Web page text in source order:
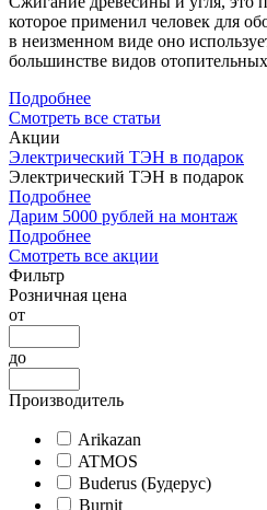
которое применил человек для
в неизменном виде оно
большинстве видов
Подробнее
Смотреть все статьи
Акции
Электрический ТЭН в подарок
Электрический ТЭН в подарок
Подробнее
Дарим 5000 рублей на монтаж
Подробнее
Смотреть все акции
Фильтр
Розничная цена
от
до
Производитель
Arikazan
ATMOS
Buderus (Будерус)
Burnit